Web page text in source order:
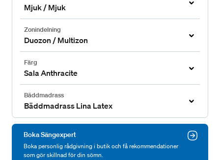
Mjuk / Mjuk
Zonindelning
Duozon / Multizon
Färg
Sala Anthracite
Bäddmadrass
Bäddmadrass Lina Latex
Boka Sängexpert
Boka personlig rådgivning i butik och få rekommendationer
som gör skillnad för din sömn.